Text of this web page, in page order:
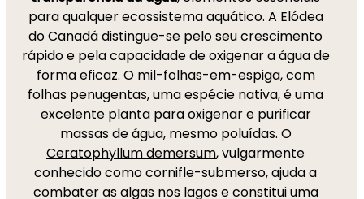
para qualquer ecossistema aquático. A Elódea
do Canadá distingue-se pelo seu crescimento
rápido e pela capacidade de oxigenar a água de
forma eficaz. O mil-folhas-em-espiga, com
folhas penugentas, uma espécie nativa, é uma
excelente planta para oxigenar e purificar
massas de água, mesmo poluídas. O
Ceratophyllum demersum, vulgarmente
conhecido como cornifle-submerso, ajuda a
combater as algas nos lagos e constitui uma